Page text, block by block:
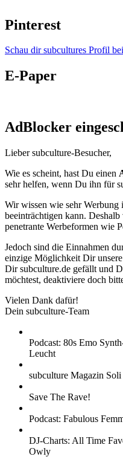
Pinterest
Schau dir subcultures Profil
E-Paper
AdBlocker
Lieber subculture-Besucher,
Wie es scheint, hast Du einen
sehr helfen, wenn Du ihn für
Wir wissen wie sehr Werbung
beeinträchtigen kann.
penetrante Werbeformen wie
Jedoch sind die Einnahmen
einzige Möglichkeit Dir
Dir subculture.de gefällt und
möchtest, deaktiviere doch
Vielen Dank dafür!
Dein subculture-Team
Podcast: 80s Emo
Leucht
subculture Magazin
Save The Rave!
Podcast: Fabulous
DJ-Charts: All Time
Owly